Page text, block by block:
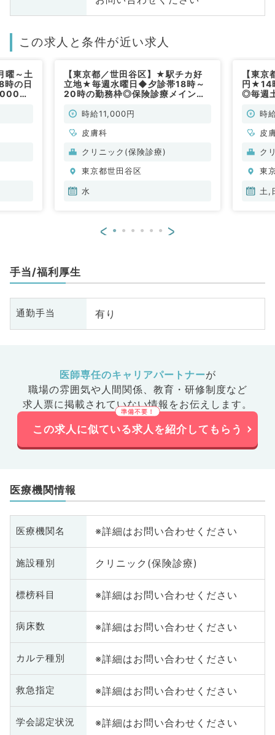
この求人と条件が近い求人
曜～土
の日
円
【東京都／世田谷区】★駅チカ好
立地★毎週水曜日◆夕診帯18時～
20時の勤務枠◎保険診療メインの
時給11,000円
皮膚科
クリニック(保険診療)
東京都世田谷区
水
【東
円★14
◎毎週
勤）時
皮
ク
東
土,
< >
手当/福利厚生
通勤手当 有り
医師専任のキャリアパートナーが
職場の雰囲気や人間関係、 教育・研修制度など
求人票に掲載されていない情報をお伝えします。
この求人に似ている求人を紹介してもらう
医療機関情報
医療機関名 ※詳細はお問い合わせください
施設種別 クリニック(保険診療)
標榜科目 ※詳細はお問い合わせください
病床数 ※詳細はお問い合わせください
カルテ種別 ※詳細はお問い合わせください
救急指定 ※詳細はお問い合わせください
学会認定状況 ※詳細はお問い合わせください